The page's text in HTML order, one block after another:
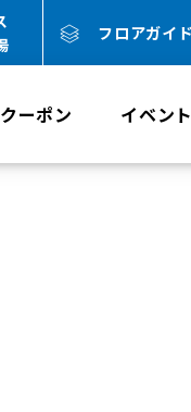
フロアガイド
クーポン イベン